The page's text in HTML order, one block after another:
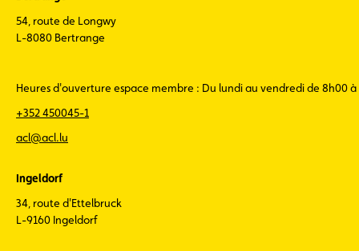
54, route de Longwy
L-8080 Bertrange
Heures d'ouverture espace membre : Du lundi au vendredi de 8h00 à
+352 450045-1
acl@acl.lu
Ingeldorf
34, route d'Ettelbruck
L-9160 Ingeldorf